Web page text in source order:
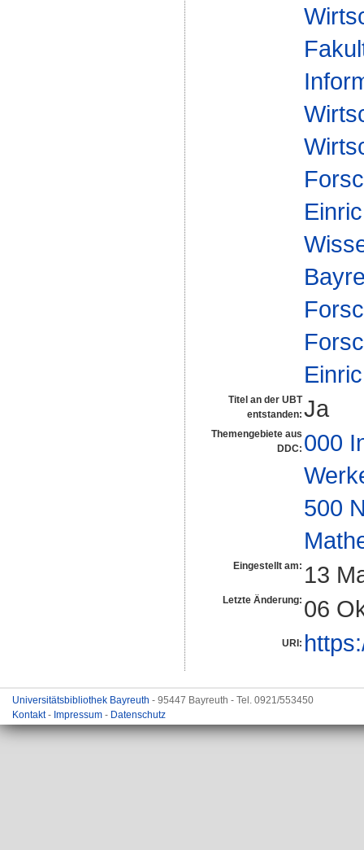
Titel an der UBT
entstanden: Ja
Themengebiete aus
DDC: 000
500
Eingestellt am: 13
Letzte Änderung: 06
URI:
Universitätsbibliothek Bayreuth - 95447 Bayreuth - Tel. 0921/553450
Kontakt- Impressum - Datenschutz